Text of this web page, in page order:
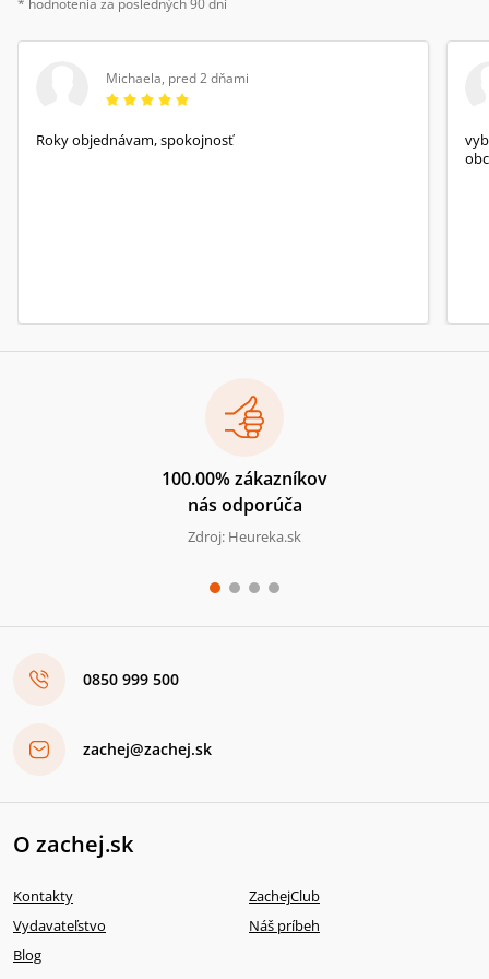
Michaela, pred 2 dňami
Roky objednávam, spokojnosť
100.00% zákazníkov
nás odporúča
Zdroj: Heureka.sk
0850 999 500
zachej@zachej.sk
O zachej.sk
Kontakty
ZachejClub
Vydavateľstvo
Náš príbeh
Blog